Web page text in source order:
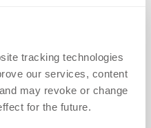
tracking technologies
our services, content
may revoke or change
for the future.